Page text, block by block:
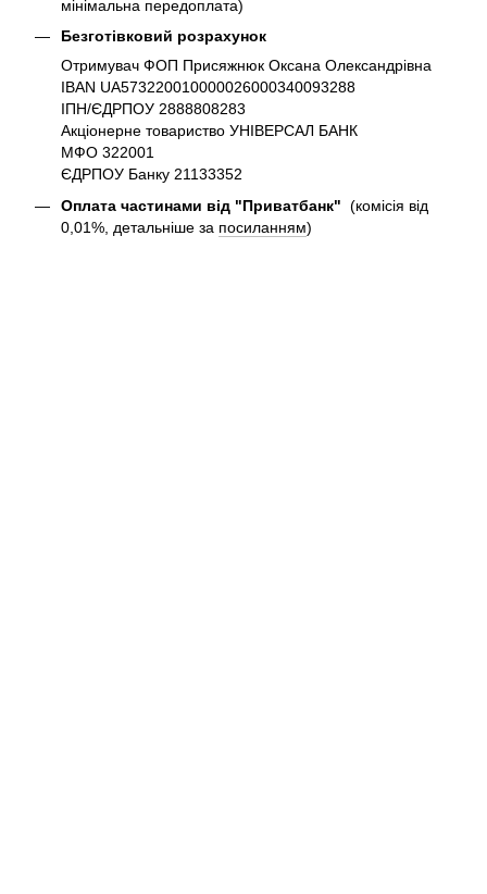
мінімальна передоплата)
Безготівковий розрахунок
Отримувач ФОП Присяжнюк Оксана Олександрівна
IBAN UA573220010000026000340093288
ІПН/ЄДРПОУ 2888808283
Акціонерне товариство УНІВЕРСАЛ БАНК
МФО 322001
ЄДРПОУ Банку 21133352
Оплата частинами від "Приватбанк" (комісія від
0,01%, детальніше за посиланням)